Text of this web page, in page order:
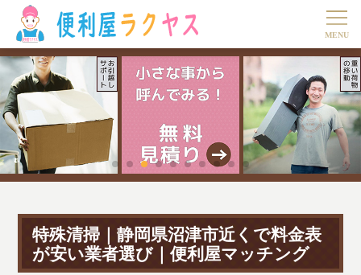
特殊清掃｜静岡県沼津市近くで料金表
が安い業者選び｜便利屋マッチング